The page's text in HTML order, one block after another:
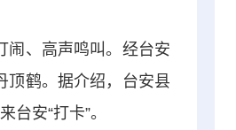
、高声鸣叫。经台安
顶鹤。据介绍，台安县
安“打卡”。